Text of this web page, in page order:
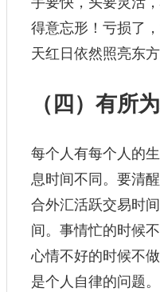
得意忘形！亏损了
天红日依然照亮东方
（四）有所
每个人有每个人的
息时间不同。要清
合外汇活跃交易时
间。事情忙的时候
心情不好的时候不
是个人自律的问题